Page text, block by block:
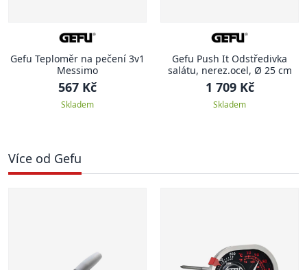
Gefu Teploměr na pečení 3v1
Messimo
567 Kč
Skladem
Gefu Push It Odstředivka
salátu, nerez.ocel, Ø 25 cm
1 709 Kč
Skladem
Více od Gefu